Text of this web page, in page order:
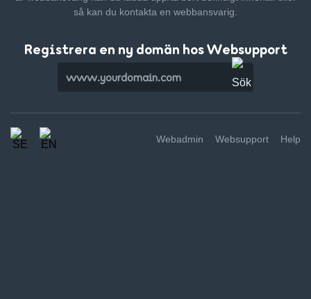
så kan du kontakta en webbansvarig.
Registrera en ny domän hos Websupport
Webadmin Websupport Help